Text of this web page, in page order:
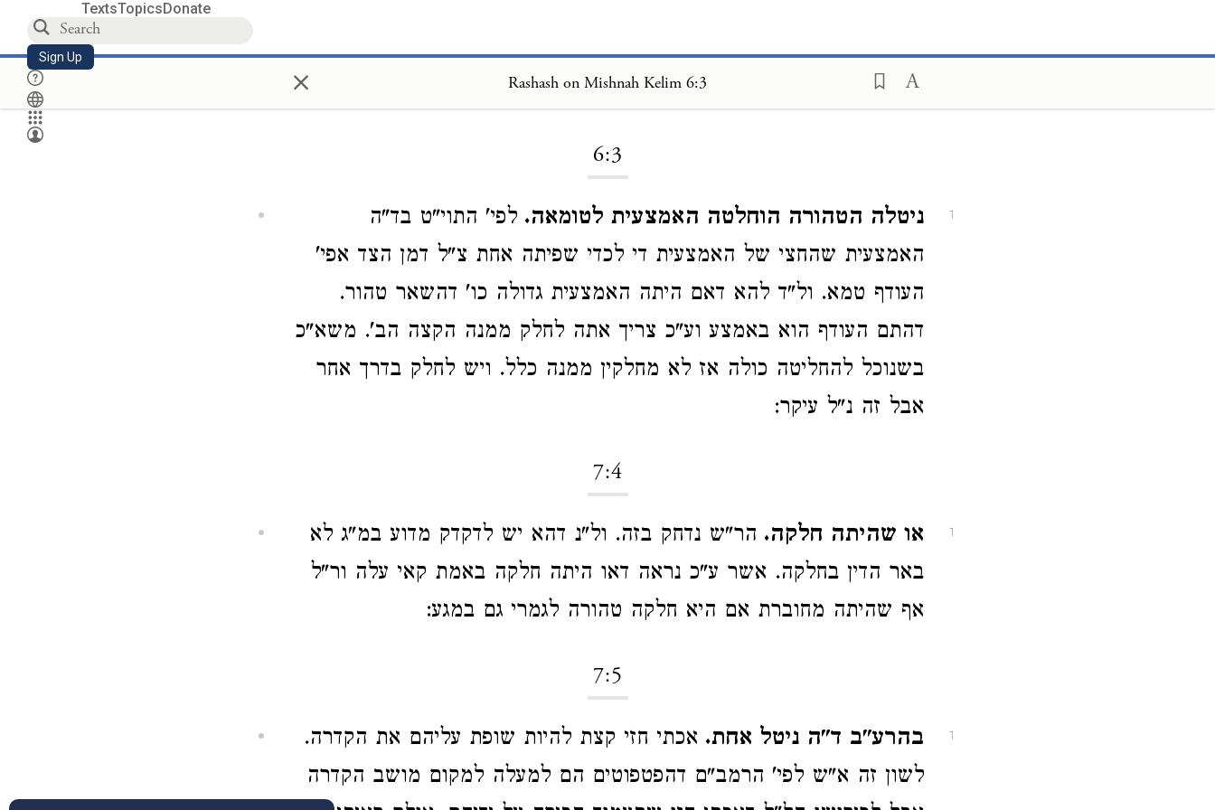
TextsTopicsDonate
Sign Up × Rashash on Mishnah Kelim 6:3
6:3
1 ניטלה הטהורה הוחלטה האמצעית לטומאה. לפי' התוי"ט בד"ה
האמצעית שהחצי של האמצעית די לכדי שפיתה אחת צ"ל דמן הצד אפי'
העודף טמא. ול"ד להא דאם היתה האמצעית גדולה כו' דהשאר טהור.
דהתם העודף הוא באמצע וע"כ צריך אתה לחלק ממנה הקצה הב'. משא"כ
בשנוכל להחליטה כולה אז לא מחלקין ממנה כלל. ויש לחלק בדרך אחר
אבל זה נ"ל עיקר:
7:4
1 או שהיתה חלקה. הר"ש נדחק בזה. ול"נ דהא יש לדקדק מדוע במ"ג לא
באר הדין בחלקה. אשר ע"כ נראה דאו היתה חלקה באמת קאי עלה ור"ל
אף שהיתה מחוברת אם היא חלקה טהורה לגמרי גם במגע:
7:5
1 בהרע"ב ד"ה ניטל אחת. אכתי חזי קצת להיות שופת עליהם את הקדרה.
לשון זה א"ש לפי' הרמב"ם דהפטפוטים הם למעלה למקום מושב הקדרה